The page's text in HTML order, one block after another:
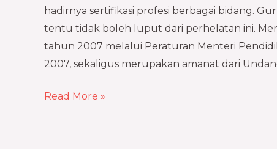
hadirnya sertifikasi profesi berbagai bidang.
tentu tidak boleh luput dari perhelatan ini.
tahun 2007 melalui Peraturan Menteri
2007, sekaligus merupakan amanat dari
Al-
Qur’an
Kompeten
Read More »